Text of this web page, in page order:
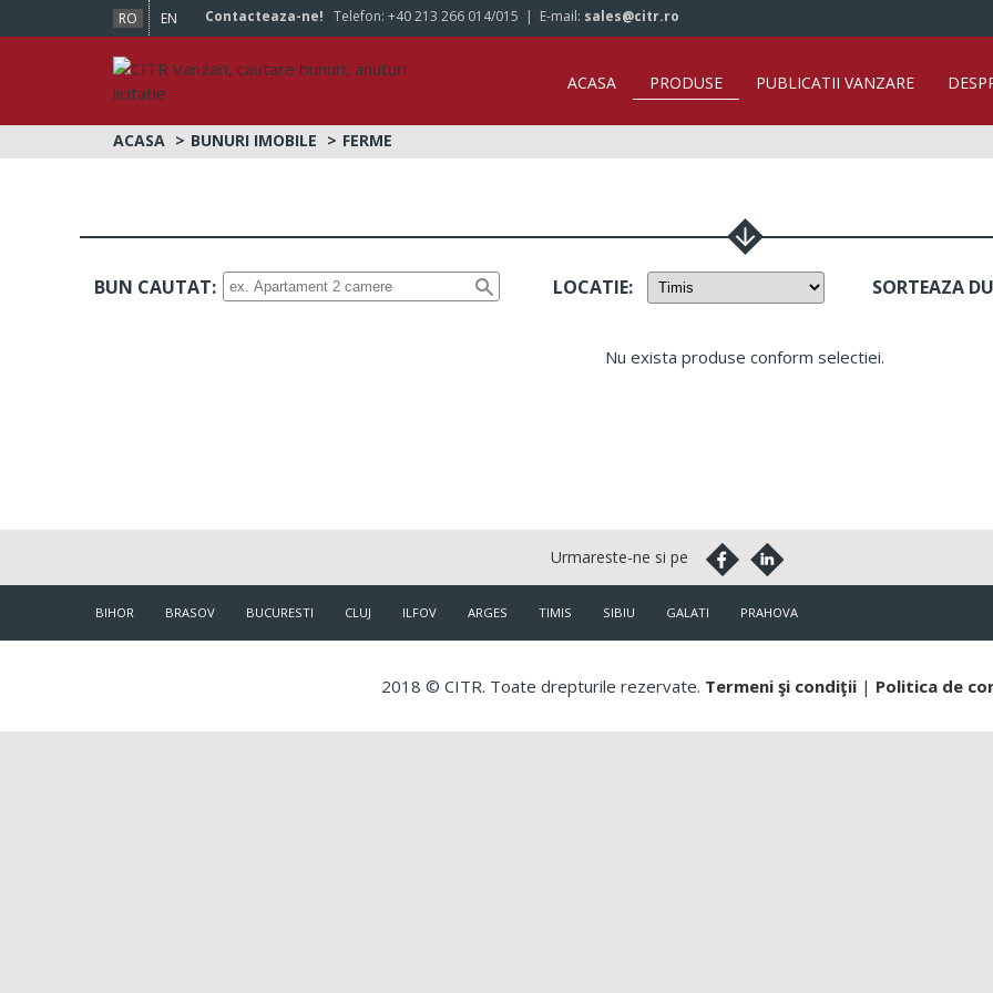
RO EN Contacteaza-ne! Telefon: +40 213 266 014/015 | E-mail: sales@citr.ro
ACASA PRODUSE PUBLICATII VANZARE
ACASA BUNURI IMOBILE FERME
BUN CAUTAT: LOCATIE: SORTEAZA
Nu exista produse conform selectiei.
BIHOR BRASOV BUCURESTI CLUJ ILFOV ARGES TIMIS SIBIU GALATI PRAHOVA
2018 © CITR. Toate drepturile rezervate. Termeni şi condiţii | Politica de